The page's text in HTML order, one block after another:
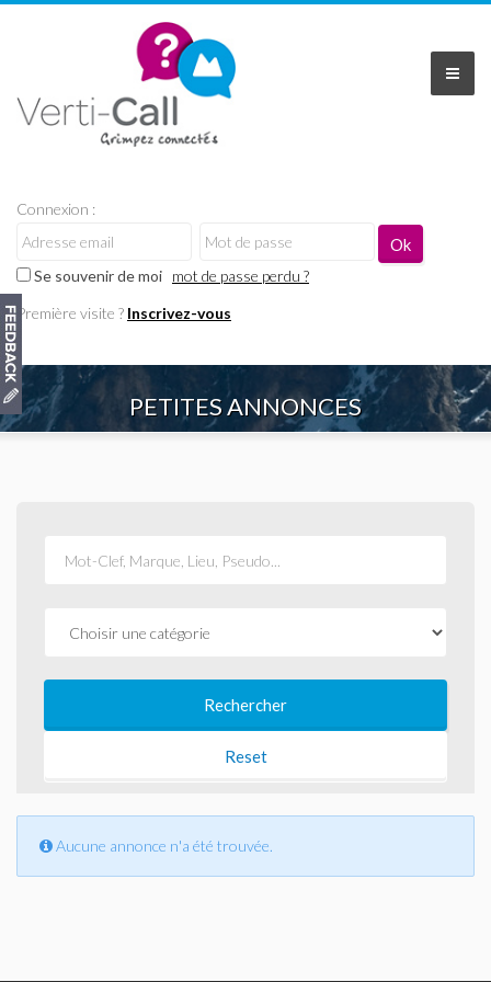
Connexion :
Se souvenir de moi mot de passe perdu ?
Première visite ? Inscrivez-vous
PETITES ANNONCES
Aucune annonce n'a été trouvée.